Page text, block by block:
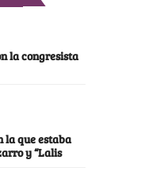
la congresista
la que estaba
y “Lalis